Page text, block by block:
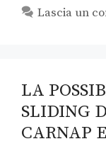
Lascia un
LA
SLIDING
CARNAP